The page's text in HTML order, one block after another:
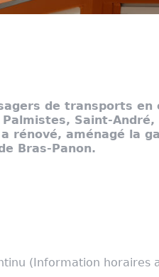
de transports en
Saint-André,
rénové, aménagé la
Bras-Panon.
(Information horaires